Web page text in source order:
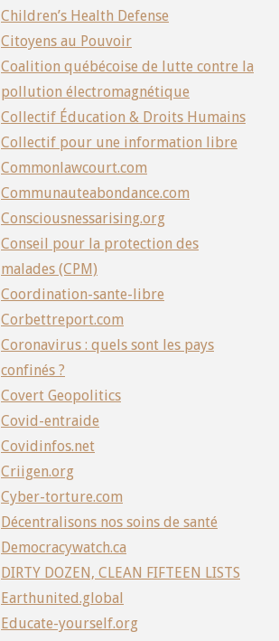
Children’s Health Defense
Citoyens au Pouvoir
Coalition québécoise de lutte contre la
pollution électromagnétique
Collectif Éducation & Droits Humains
Collectif pour une information libre
Commonlawcourt.com
Communauteabondance.com
Consciousnessarising.org
Conseil pour la protection des
malades (CPM)
Coordination-sante-libre
Corbettreport.com
Coronavirus : quels sont les pays
confinés ?
Covert Geopolitics
Covid-entraide
Covidinfos.net
Criigen.org
Cyber-torture.com
Décentralisons nos soins de santé
Democracywatch.ca
DIRTY DOZEN, CLEAN FIFTEEN LISTS
Earthunited.global
Educate-yourself.org